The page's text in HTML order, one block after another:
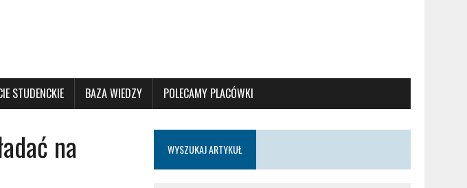
STUDENCKIE BAZA WIEDZY POLECAMY PLACÓWKI
na
WYSZUKAJ ARTYKUŁ